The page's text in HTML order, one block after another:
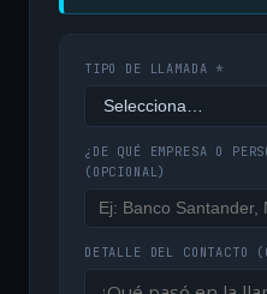
TIPO DE LLAMADA *
¿DE QUÉ EMPRESA O
(OPCIONAL)
DETALLE DEL CONTACTO